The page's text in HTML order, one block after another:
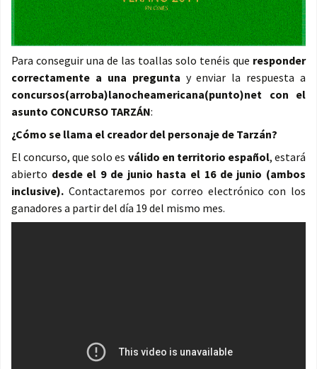
Para conseguir una de las toallas solo tenéis que responder
correctamente a una pregunta y enviar la respuesta a
concursos(arroba)lanocheamericana(punto)net con el
asunto CONCURSO TARZÁN:
¿Cómo se llama el creador del personaje de Tarzán?
El concurso, que solo es válido en territorio español, estará
abierto desde el 9 de junio hasta el 16 de junio (ambos
inclusive). Contactaremos por correo electrónico con los
ganadores a partir del día 19 del mismo mes.